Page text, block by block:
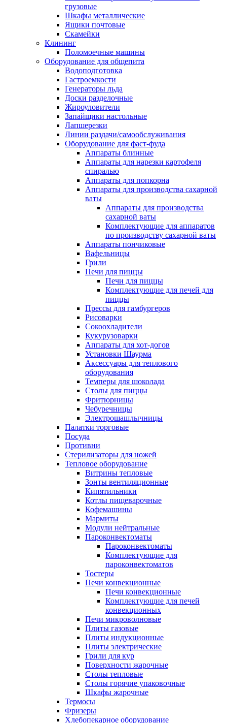
грузовые
Шкафы металлические
Ящики почтовые
Скамейки
Клининг
Поломоечные машины
Оборудование для общепита
Водоподготовка
Гастроемкости
Генераторы льда
Доски разделочные
Жироуловители
Запайщики настольные
Лапшерезки
Линии раздачи/самообслуживания
Оборудование для фаст-фуда
Аппараты блинные
Аппараты для нарезки картофеля
спиралью
Аппараты для попкорна
Аппараты для производства сахарной
ваты
Аппараты для производства
сахарной ваты
Комплектующие для аппаратов
по производству сахарной ваты
Аппараты пончиковые
Вафельницы
Грили
Печи для пиццы
Печи для пиццы
Комплектующие для печей для
пиццы
Прессы для гамбургеров
Рисоварки
Сокоохладители
Кукурузоварки
Аппараты для хот-догов
Установки Шаурма
Аксессуары для теплового
оборудования
Темперы для шоколада
Столы для пиццы
Фритюрницы
Чебуречницы
Электрошашлычницы
Палатки торговые
Посуда
Противни
Стерилизаторы для ножей
Тепловое оборудование
Витрины тепловые
Зонты вентиляционные
Кипятильники
Котлы пищеварочные
Кофемашины
Мармиты
Модули нейтральные
Пароконвектоматы
Пароконвектоматы
Комплектующие для
пароконвектоматов
Тостеры
Печи конвекционные
Печи конвекционные
Комплектующие для печей
конвекционных
Печи микроволновые
Плиты газовые
Плиты индукционные
Плиты электрические
Грили для кур
Поверхности жарочные
Столы тепловые
Столы горячие упаковочные
Шкафы жарочные
Термосы
Фризеры
Хлебопекарное оборудование